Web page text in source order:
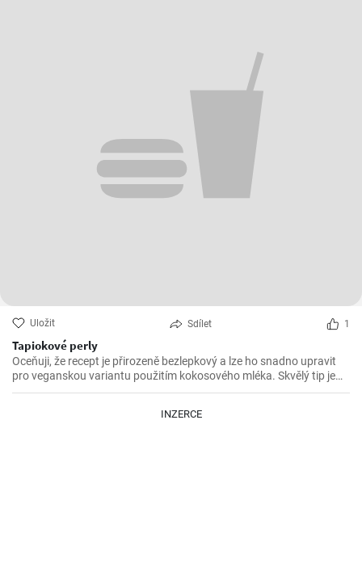
Uložit Sdílet 1
Tapiokové perly
Oceňuji, že recept je přirozeně bezlepkový a lze ho snadno upravit
pro veganskou variantu použitím kokosového mléka. Skvělý tip je
přidat trochu limetkové šťávy nebo máty pro ještě svěžejší chuť.
INZERCE